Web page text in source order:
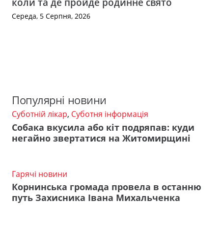
Середа, 5 Серпня, 2026
Популярні новини
Суботній лікар, Суботня інформація
Собака вкусила або кіт подряпав: куди
негайно звертатися на Житомирщині
Гарячі новини
Корнинська громада провела в останню
путь Захисника Івана Михальченка